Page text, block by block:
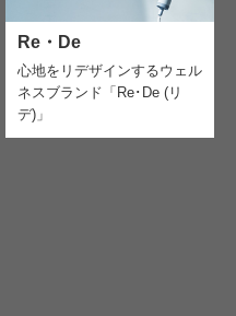
Re・De
心地をリデザインするウェル
ネスブランド「Re･De (リ
デ)」